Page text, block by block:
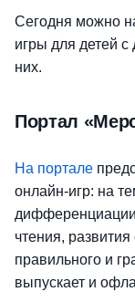
Сегодня можно
игры для детей
них.
Портал
На портале
онлайн-игр: на
чтения,
правильного и
выпускает и